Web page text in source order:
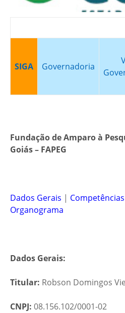
SIGA Governadoria
Fundação de Amparo à
Goiás – FAPEG
Dados Gerais | Competências
Organograma
Dados Gerais:
Titular: Robson Domingos
CNPJ: 08.156.102/0001-02